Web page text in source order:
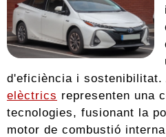
d'eficiència i sostenibilitat.
elèctrics representen una
tecnologies, fusionant la
motor de combustió